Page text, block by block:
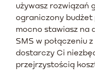
używasz rozwiązań
ograniczony
mocno stawiasz na
SMS w połączeniu
dostarczy Ci
przejrzystością